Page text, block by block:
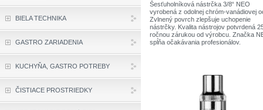
Šesťuholníková nástrčka 3/8“ NEO
vyrobená z odolnej chróm-vanádiovej
Zvlnený povrch zlepšuje uchopenie
nástrčky. Kvalita nástrojov potvrdená
ročnou zárukou od výrobcu. Značka
spĺňa očakávania profesionálov.
BIELA TECHNIKA
GASTRO ZARIADENIA
KUCHYŇA, GASTRO POTREBY
ČISTIACE PROSTRIEDKY